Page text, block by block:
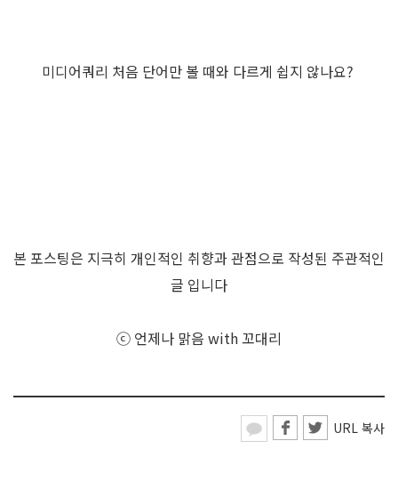
미디어쿼리 처음 단어만 볼 때와 다르게 쉽지 않나요?
본 포스팅은 지극히 개인적인 취향과 관점으로 작성된 주관적인
글 입니다
ⓒ 언제나 맑음 with 꼬대리
URL 복사